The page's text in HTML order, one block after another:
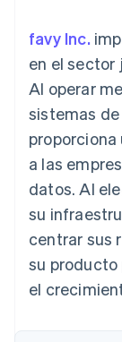
Acceso a más
Terminal
Pagos en
Boost
de
Link
compra
acelerado
Financial
Datos de
financieras
favy Inc.
en el sector
Al operar
sistemas
a las
datos. Al
su
centrar sus
su producto
el